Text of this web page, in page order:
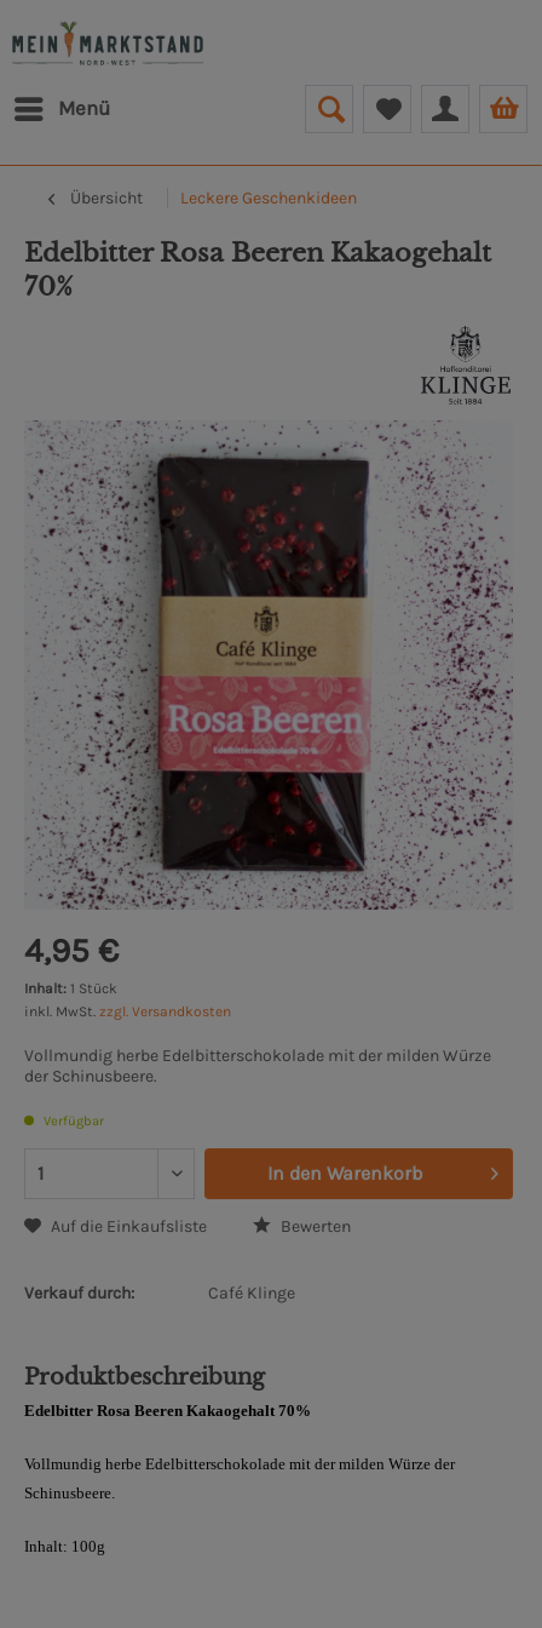
Menü
Übersicht Leckere Geschenkideen
Edelbitter Rosa Beeren Kakaogehalt
70%
4,95 €
Inhalt: 1 Stück
inkl. MwSt. zzgl. Versandkosten
Vollmundig herbe Edelbitterschokolade mit der milden Würze
der Schinusbeere.
Verfügbar
In den Warenkorb
Auf die Einkaufsliste Bewerten
Verkauf durch: Café Klinge
Produktbeschreibung
Edelbitter Rosa Beeren Kakaogehalt 70%
Vollmundig herbe Edelbitterschokolade mit der milden Würze der
Schinusbeere.
Inhalt: 100g